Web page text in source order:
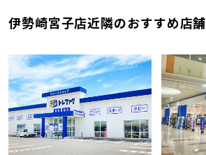
伊勢崎宮子店近隣のおすすめ店舗